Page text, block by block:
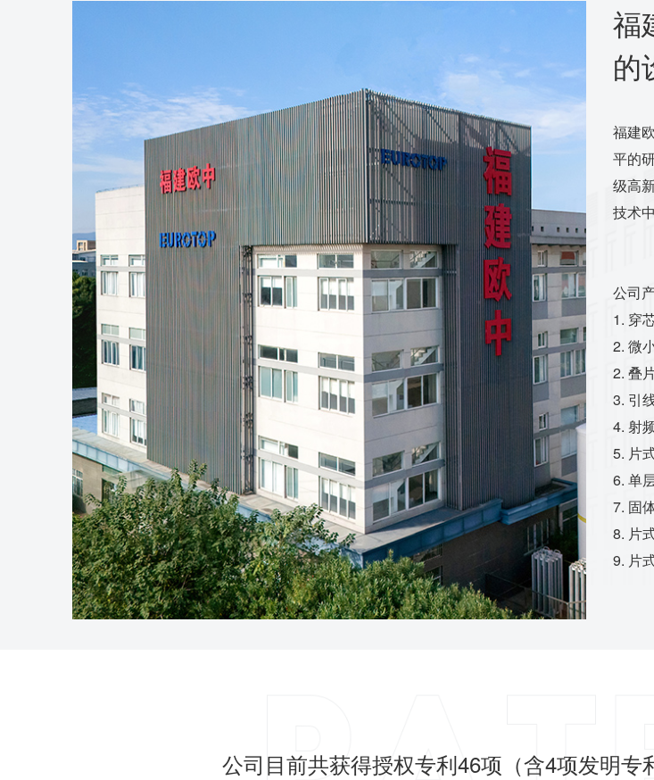
福
的
福建
平的
级高
技术
公司
1. 穿
2. 微
2. 叠
3. 引
4. 射
5. 片
6. 单
7. 固
8. 片
9. 片
公司目前共获得授权专利46项（含4项发明专